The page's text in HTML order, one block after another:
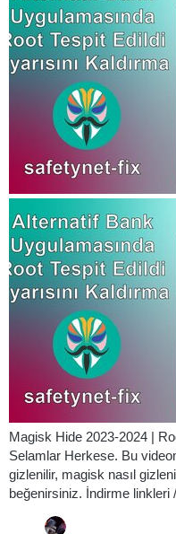
Magisk Hide 2023-2024 |
Selamlar Herkese. Bu
gizlenilir, magisk nasıl
beğenirsiniz. İndirme